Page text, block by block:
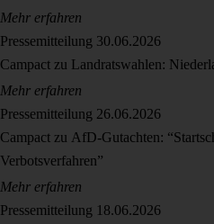
Mehr erfahren
Pressemitteilung 30.06.2026
Campact zu Landratswahlen:
Mehr erfahren
Pressemitteilung 26.06.2026
Campact zu AfD-Gutachten:
Verbotsverfahren”
Mehr erfahren
Pressemitteilung 18.06.2026